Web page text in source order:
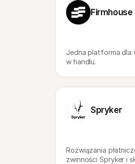
Firmhouse
Jedna platforma dla
w handlu.
Spryker
Rozwiązania
zwinności Spryker i